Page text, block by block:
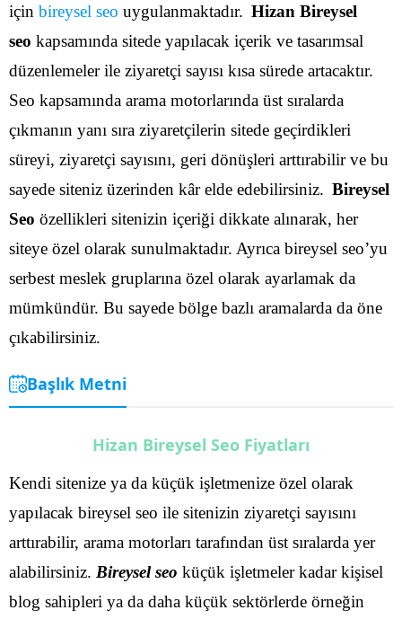
için bireysel seo uygulanmaktadır. Hizan Bireysel
seo kapsamında sitede yapılacak içerik ve tasarımsal
düzenlemeler ile ziyaretçi sayısı kısa sürede artacaktır.
Seo kapsamında arama motorlarında üst sıralarda
çıkmanın yanı sıra ziyaretçilerin sitede geçirdikleri
süreyi, ziyaretçi sayısını, geri dönüşleri arttırabilir ve bu
sayede siteniz üzerinden kâr elde edebilirsiniz. Bireysel
Seo özellikleri sitenizin içeriği dikkate alınarak, her
siteye özel olarak sunulmaktadır. Ayrıca bireysel seo’yu
serbest meslek gruplarına özel olarak ayarlamak da
mümkündür. Bu sayede bölge bazlı aramalarda da öne
çıkabilirsiniz.
Başlık Metni
Hizan Bireysel Seo Fiyatları
Kendi sitenize ya da küçük işletmenize özel olarak
yapılacak bireysel seo ile sitenizin ziyaretçi sayısını
arttırabilir, arama motorları tarafından üst sıralarda yer
alabilirsiniz. Bireysel seo küçük işletmeler kadar kişisel
blog sahipleri ya da daha küçük sektörlerde örneğin